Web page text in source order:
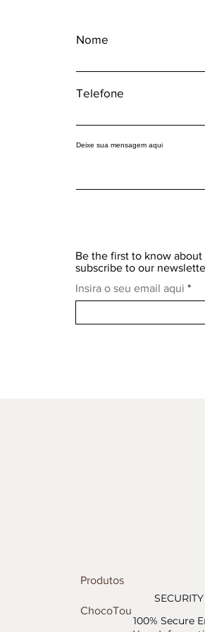
Nome
Telefone
Deixe sua mensagem aqui
Be the first to know
subscribe to our
Insira o seu email aqui
Produtos
ChocoTour
SECURITY
100% Secure